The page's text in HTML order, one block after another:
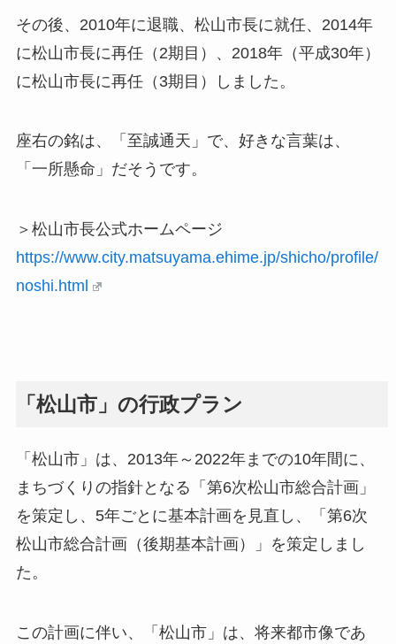
その後、2010年に退職、松山市長に就任、2014年
に松山市長に再任（2期目）、2018年（平成30年）
に松山市長に再任（3期目）しました。
座右の銘は、「至誠通天」で、好きな言葉は、
「一所懸命」だそうです。
＞松山市長公式ホームページ
https://www.city.matsuyama.ehime.jp/shicho/profile/
noshi.html
「松山市」の行政プラン
「松山市」は、2013年～2022年までの10年間に、
まちづくりの指針となる「第6次松山市総合計画」
を策定し、5年ごとに基本計画を見直し、「第6次
松山市総合計画（後期基本計画）」を策定しまし
た。
この計画に伴い、「松山市」は、将来都市像であ